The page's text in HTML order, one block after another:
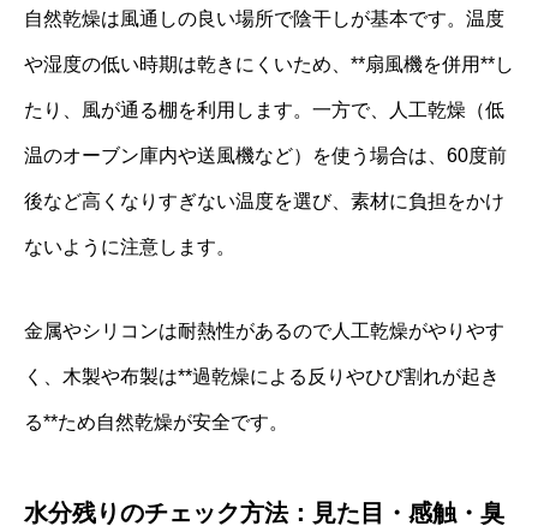
自然乾燥は風通しの良い場所で陰干しが基本です。温度
や湿度の低い時期は乾きにくいため、**扇風機を併用**し
たり、風が通る棚を利用します。一方で、人工乾燥（低
温のオーブン庫内や送風機など）を使う場合は、60度前
後など高くなりすぎない温度を選び、素材に負担をかけ
ないように注意します。
金属やシリコンは耐熱性があるので人工乾燥がやりやす
く、木製や布製は**過乾燥による反りやひび割れが起き
る**ため自然乾燥が安全です。
水分残りのチェック方法：見た目・感触・臭